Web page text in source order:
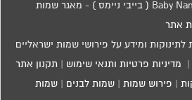
כל הזכויות שמורות 2015 Baby Names ( בייבי ניימס ) - מאגר שמות
אתר
לתינוקות ומידע על פירושי שמות ישראליים
| מדיניות פרטיות ותנאי שימוש תקנון אתר
פירוש שמות |שמות לבנים |שמות